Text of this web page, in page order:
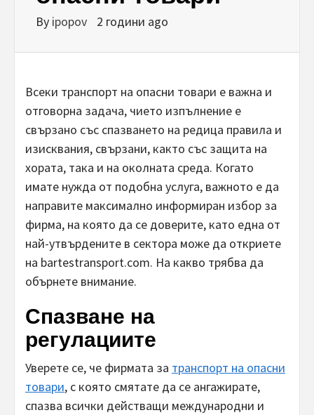
By ipopov 2 години ago
Всеки транспорт на опасни товари е важна и
отговорна задача, чието изпълнение е
свързано със спазването на редица правила и
изисквания, свързани, както със защита на
хората, така и на околната среда. Когато
имате нужда от подобна услуга, важното е да
направите максимално информиран избор за
фирма, на която да се доверите, като една от
най-утвърдените в сектора може да откриете
на bartestransport.com. На какво трябва да
обърнете внимание.
Спазване на
регулациите
Уверете се, че фирмата за транспорт на опасни
товари, с която смятате да се ангажирате,
спазва всички действащи международни и